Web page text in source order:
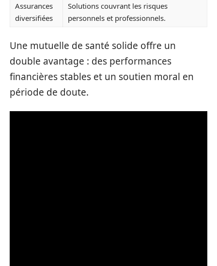
Assurances
diversifiées
Solutions couvrant les risques
personnels et professionnels.
Une mutuelle de santé solide offre un
double avantage : des performances
financières stables et un soutien moral en
période de doute.